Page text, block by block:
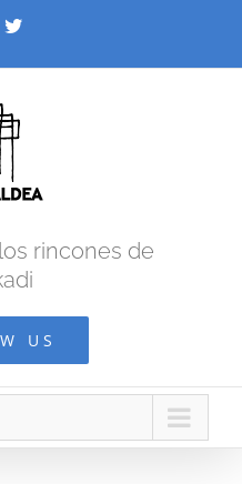
Twitter
rincones de
US